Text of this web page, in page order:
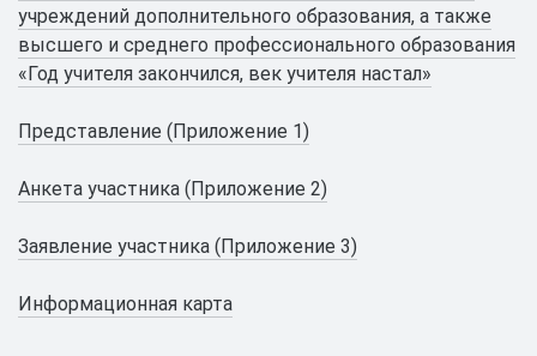
учреждений дополнительного образования, а также
высшего и среднего профессионального образования
«Год учителя закончился, век учителя настал»
Представление (Приложение 1)
Анкета участника (Приложение 2)
Заявление участника (Приложение 3)
Информационная карта